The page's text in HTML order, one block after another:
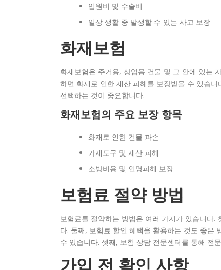
입원비 및 수술비
일상 생활 중 발생할 수 있는 사고 보장
화재보험
화재보험은 주거용, 상업용 건물 및 그 안에 있는
하면 화재로 인한 재산 피해를 보장받을 수 있습
선택하는 것이 중요합니다.
화재보험의 주요 보장 항목
화재로 인한 건물 파손
가재도구 및 재산 피해
소방비용 및 인명피해 보장
보험료 절약 방법
보험료를 절약하는 방법은 여러 가지가 있습니다
다. 둘째, 보험료 할인 혜택을 활용하는 것도 좋은
수 있습니다. 셋째, 보험 상담 전문센터를 통해 전
가입 전 확인 사항